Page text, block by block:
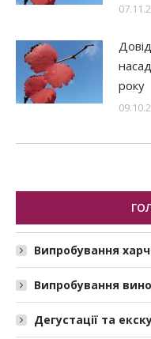
року
Випробування
Випробування
Дегустації та